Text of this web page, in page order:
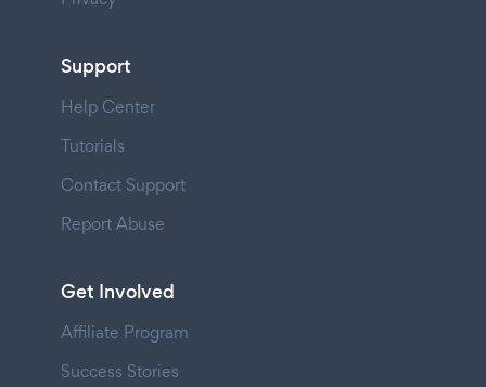
Support
Help Center
Tutorials
Contact Support
Report Abuse
Get Involved
Affiliate Program
Success Stories